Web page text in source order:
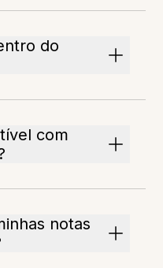
do
com
notas